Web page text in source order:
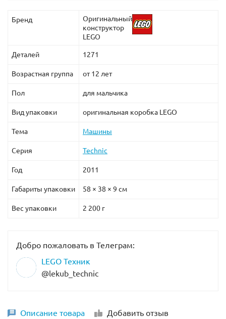
Бренд
Оригинальный
конструктор
LEGO
Деталей 1271
Возрастная группа от 12 лет
Пол для мальчика
Вид упаковки оригинальная коробка LEGO
Тема Машины
Серия Technic
Год 2011
Габариты упаковки 58 × 38 × 9 см
Вес упаковки 2 200 г
Добро пожаловать в Телеграм:
LEGO Техник
@lekub_technic
Описание товара Добавить отзыв